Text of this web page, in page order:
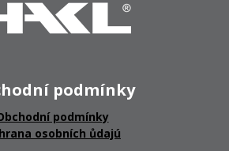
podmínky
podmínky
osobních ůdajú